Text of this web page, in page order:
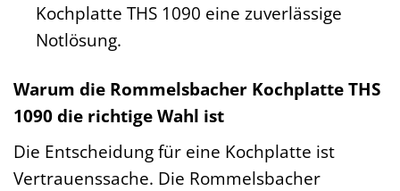
Kochplatte THS 1090 eine zuverlässige
Notlösung.
Warum die Rommelsbacher Kochplatte THS
1090 die richtige Wahl ist
Die Entscheidung für eine Kochplatte ist
Vertrauenssache. Die Rommelsbacher